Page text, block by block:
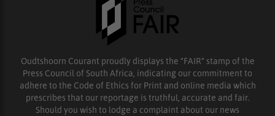
Oudtshoorn Courant proudly displays the “FAIR” stamp of the
Press Council of South Africa, indicating our commitment to
adhere to the Code of Ethics for Print and online media which
prescribes that our reportage is truthful, accurate and fair.
Should you wish to lodge a complaint about our news